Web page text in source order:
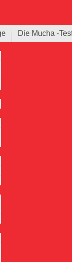
Die Mucha -